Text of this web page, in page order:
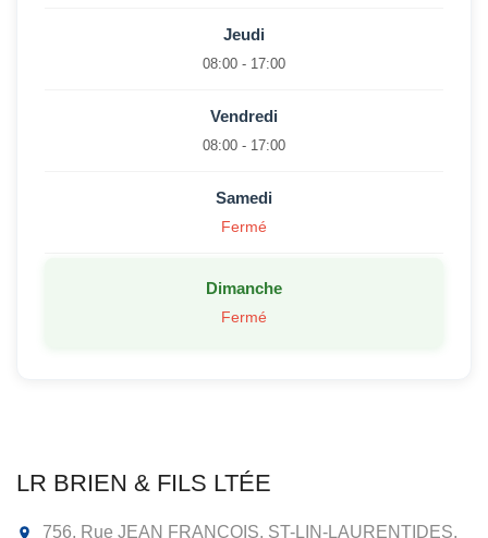
Jeudi
08:00 - 17:00
Vendredi
08:00 - 17:00
Samedi
Fermé
Dimanche
Fermé